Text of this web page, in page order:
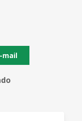
mail